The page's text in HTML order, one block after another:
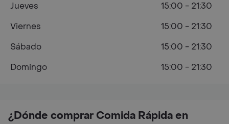
¿Dónde comprar Comida Rápida en
Jueves
15:00 - 21:30
Viernes
15:00 - 21:30
Sábado
15:00 - 21:30
Domingo
15:00 - 21:30